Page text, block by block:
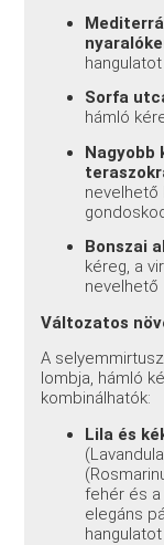
Sorfa
hámló
Nagyobb
Bonszai
kéreg, a
nevelhető
Változatos
A
lombja, hámló
kombinálhatók:
Lila és
fehér és a
elegáns